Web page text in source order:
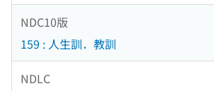
NDC10版
159 : 人生訓．教訓
NDLC